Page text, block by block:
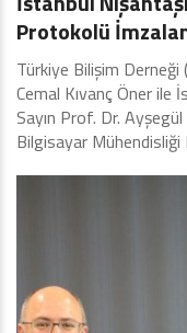
Protokolü
Türkiye Bilişim Derneği
Cemal Kıvanç Öner
Sayın Prof. Dr.
Bilgisayar Mühendisliği